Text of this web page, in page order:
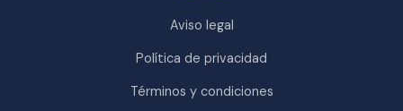
Aviso legal
Política de privacidad
Términos y condiciones